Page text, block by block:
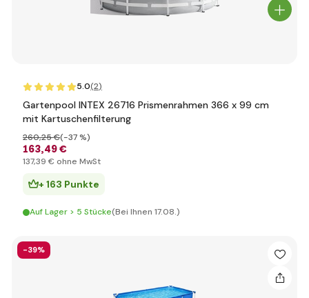
5.0(2)
Gartenpool INTEX 26716 Prismenrahmen 366 x 99 cm
mit Kartuschenfilterung
163,49 €
260,25 €(-37 %)
137,39 € ohne MwSt
+ 163 Punkte
Auf Lager > 5 Stücke(Bei Ihnen 17.08.)
-39%